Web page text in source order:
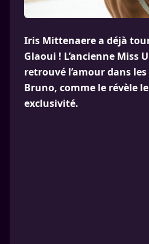
Iris Mittenaere a déjà
Glaoui ! L’ancienne Miss
retrouvé l’amour dans
Bruno, comme le révèle
exclusivité.